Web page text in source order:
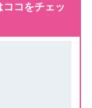
コをチェッ
売】[輸入ビール][海